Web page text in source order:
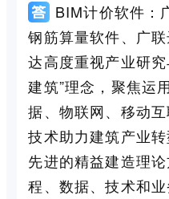
BIM计价软件：
钢筋算量软件、广
达高度重视产业研
建筑”理念，聚焦运
据、物联网、移动
技术助力建筑产业
先进的精益建造理
程、数据、技术和